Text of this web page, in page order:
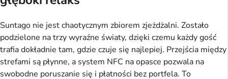
Suntago nie jest chaotycznym zbiorem zjeżdżalni. Zostało
podzielone na trzy wyraźne światy, dzięki czemu każdy gość
trafia dokładnie tam, gdzie czuje się najlepiej. Przejścia między
strefami są płynne, a system NFC na opasce pozwala na
swobodne poruszanie się i płatności bez portfela. To